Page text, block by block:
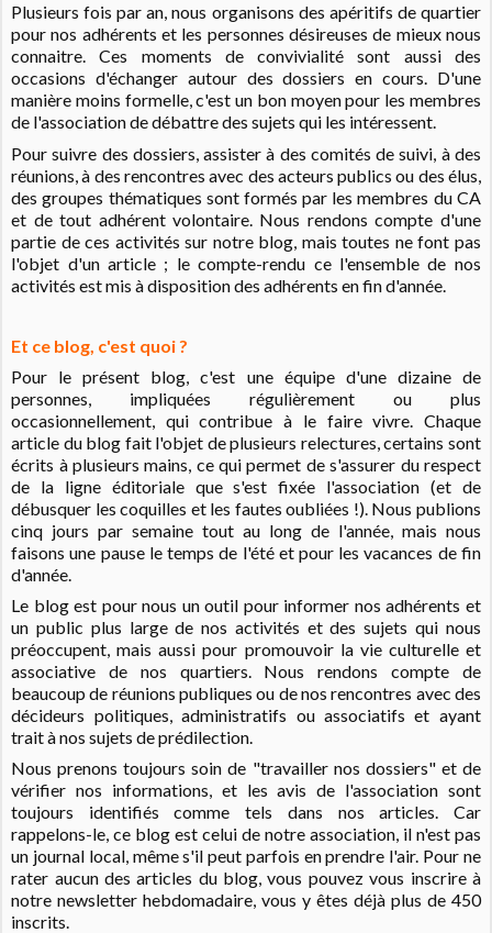
Plusieurs fois par an, nous organisons des apéritifs de quartier
pour nos adhérents et les personnes désireuses de mieux nous
connaitre. Ces moments de convivialité sont aussi des
occasions d'échanger autour des dossiers en cours. D'une
manière moins formelle, c'est un bon moyen pour les membres
de l'association de débattre des sujets qui les intéressent.
Pour suivre des dossiers, assister à des comités de suivi, à des
réunions, à des rencontres avec des acteurs publics ou des élus,
des groupes thématiques sont formés par les membres du CA
et de tout adhérent volontaire. Nous rendons compte d'une
partie de ces activités sur notre blog, mais toutes ne font pas
l'objet d'un article ; le compte-rendu ce l'ensemble de nos
activités est mis à disposition des adhérents en fin d'année.
Et ce blog, c'est quoi ?
Pour le présent blog, c'est une équipe d'une dizaine de
personnes, impliquées régulièrement ou plus
occasionnellement, qui contribue à le faire vivre. Chaque
article du blog fait l'objet de plusieurs relectures, certains sont
écrits à plusieurs mains, ce qui permet de s'assurer du respect
de la ligne éditoriale que s'est fixée l'association (et de
débusquer les coquilles et les fautes oubliées !). Nous publions
cinq jours par semaine tout au long de l'année, mais nous
faisons une pause le temps de l'été et pour les vacances de fin
d'année.
Le blog est pour nous un outil pour informer nos adhérents et
un public plus large de nos activités et des sujets qui nous
préoccupent, mais aussi pour promouvoir la vie culturelle et
associative de nos quartiers. Nous rendons compte de
beaucoup de réunions publiques ou de nos rencontres avec des
décideurs politiques, administratifs ou associatifs et ayant
trait à nos sujets de prédilection.
Nous prenons toujours soin de "travailler nos dossiers" et de
vérifier nos informations, et les avis de l'association sont
toujours identifiés comme tels dans nos articles. Car
rappelons-le, ce blog est celui de notre association, il n'est pas
un journal local, même s'il peut parfois en prendre l'air. Pour ne
rater aucun des articles du blog, vous pouvez vous inscrire à
notre newsletter hebdomadaire, vous y êtes déjà plus de 450
inscrits.